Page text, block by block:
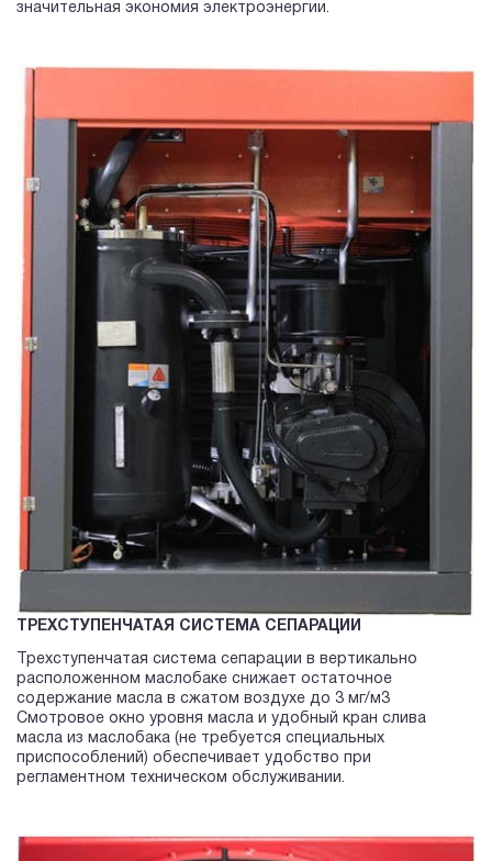
значительная экономия электроэнергии.
ТРЕХСТУПЕНЧАТАЯ СИСТЕМА СЕПАРАЦИИ
Трехступенчатая система сепарации в вертикально
расположенном маслобаке снижает остаточное
содержание масла в сжатом воздухе до 3 мг/м3
Смотровое окно уровня масла и удобный кран слива
масла из маслобака (не требуется специальных
приспособлений) обеспечивает удобство при
регламентном техническом обслуживании.